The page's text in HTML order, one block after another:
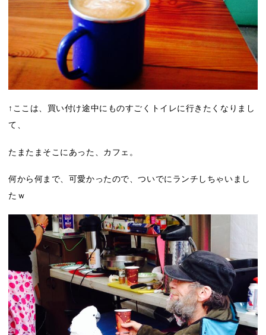
↑ここは、買い付け途中にものすごくトイレに行きたくなりまし
て、
たまたまそこにあった、カフェ。
何から何まで、可愛かったので、ついでにランチしちゃいまし
たｗ